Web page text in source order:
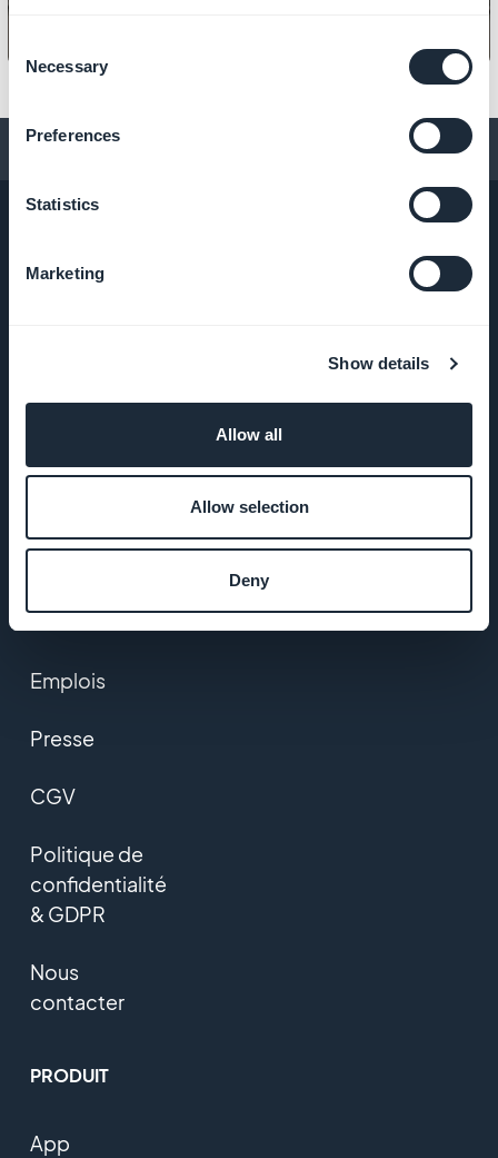
Selection
Necessary
Preferences
Statistics
Marketing
Show details
Allow all
Allow selection
Deny
ENTREPRISE
GoodBarber
Emplois
Presse
CGV
Politique de
confidentialité
& GDPR
Nous
contacter
PRODUIT
App